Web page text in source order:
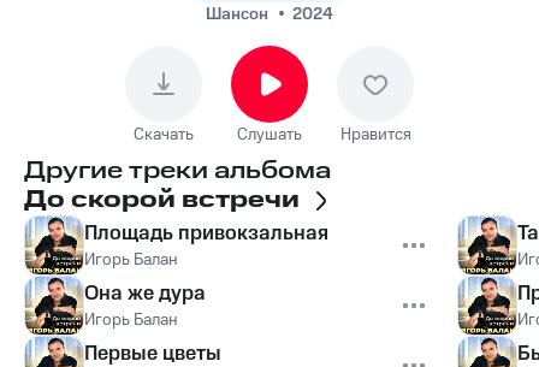
Шансон
2024
Скачать Слушать Нравится
Другие треки альбома
До скорой встречи
Площадь привокзальная
Игорь Балан
Она же дура
Игорь Балан
Первые цветы